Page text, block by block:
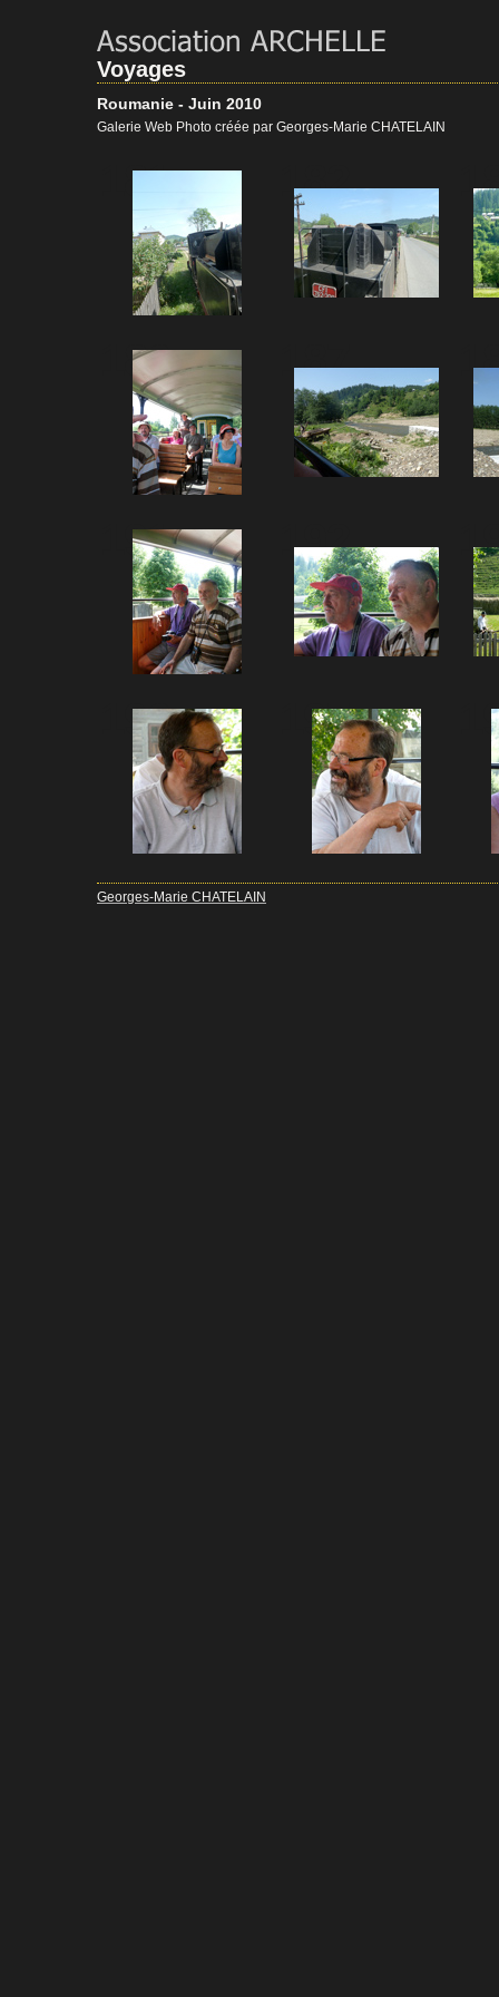
Voyages
Roumanie - Juin 2010
Galerie Web Photo créée par Georges-Marie CHATELAIN
181 182
186 187
191 192
196 197
Georges-Marie CHATELAIN